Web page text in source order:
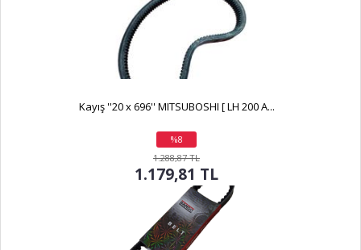
Kayış ''20 x 696'' MITSUBOSHI [ LH 200 A...
%8
indirim
1.288,87 TL
1.179,81 TL